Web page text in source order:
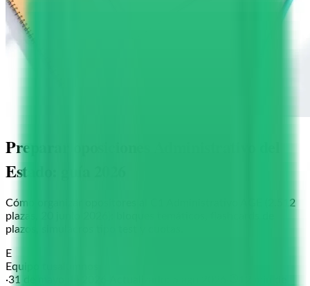
Preparar oposiciones Administrativo del
Estado: guía 2026
Cómo organizar opositores al C1 Administrativo AGE (2.512
plazas, 20 junio 2026): bloques temáticos, flashcards de
plazos, simulacros tipo test y cuotas.
E
Equipo tusalumnos
·31 de mayo de 2026